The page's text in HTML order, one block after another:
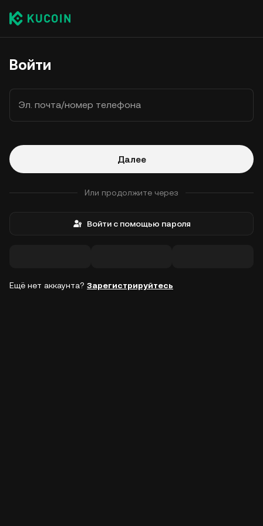
Войти
Эл. почта/номер телефона
Далее
Или продолжите через
Войти с помощью пароля
Ещё нет аккаунта? Зарегистрируйтесь